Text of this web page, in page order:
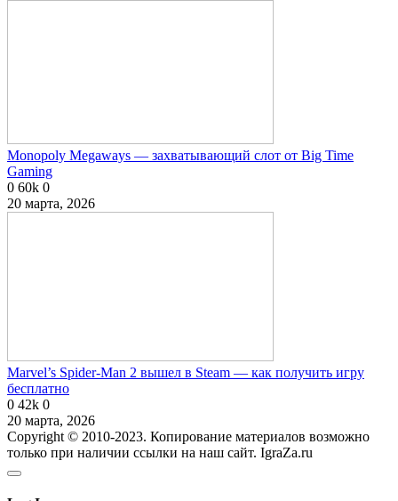
Monopoly Megaways — захватывающий слот от Big Time
Gaming
0 60k 0
20 марта, 2026
Marvel’s Spider-Man 2 вышел в Steam — как получить игру
бесплатно
0 42k 0
20 марта, 2026
Copyright © 2010-2023. Копирование материалов возможно
только при наличии ссылки на наш сайт. IgraZa.ru